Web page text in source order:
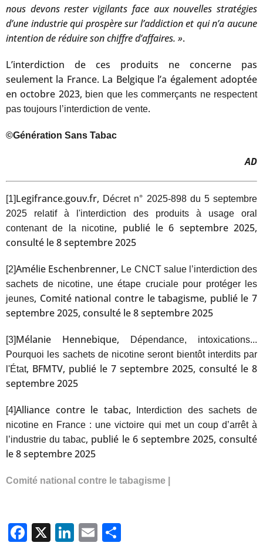
nous devons rester vigilants face aux nouvelles stratégies
d’une industrie qui prospère sur l’addiction et qui n’a aucune
intention de réduire son chiffre d’affaires. ».
L’interdiction de ces produits ne concerne pas
seulement la France. La Belgique l’a également adoptée
en octobre 2023, bien que les commerçants ne respectent
pas toujours l’interdiction de vente.
©Génération Sans Tabac
AD
[1]Legifrance.gouv.fr, Décret n° 2025-898 du 5 septembre
2025 relatif à l'interdiction des produits à usage oral
contenant de la nicotine, publié le 6 septembre 2025,
consulté le 8 septembre 2025
[2]Amélie Eschenbrenner, Le CNCT salue l’interdiction des
sachets de nicotine, une étape cruciale pour protéger les
jeunes, Comité national contre le tabagisme, publié le 7
septembre 2025, consulté le 8 septembre 2025
[3]Mélanie Hennebique,
Dépendance, intoxications...
Pourquoi les sachets de nicotine seront bientôt interdits par
l'État, BFMTV, publié le 7 septembre 2025, consulté le 8
septembre 2025
[4]Alliance contre le tabac,
Interdiction des sachets de
nicotine en France : une victoire qui met un coup d’arrêt à
l’industrie du tabac, publié le 6 septembre 2025, consulté
le 8 septembre 2025
Comité national contre le tabagisme |
Facebook
X LinkedIn
Email